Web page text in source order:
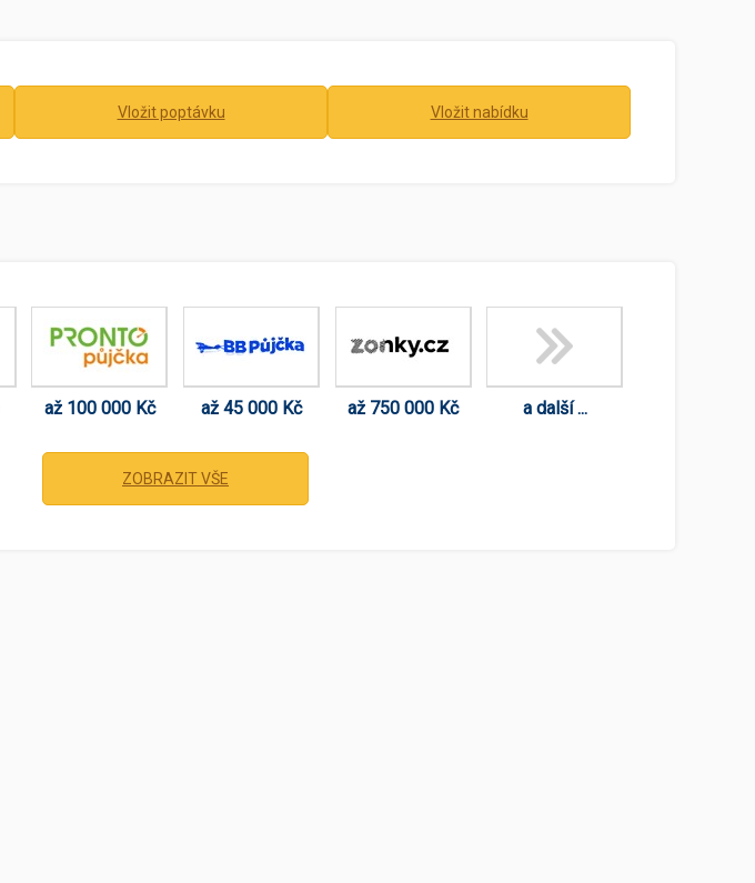
Vložit poptávku Vložit nabídku
až 100 000 Kč až 45 000 Kč až 750 000 Kč a další ...
ZOBRAZIT VŠE